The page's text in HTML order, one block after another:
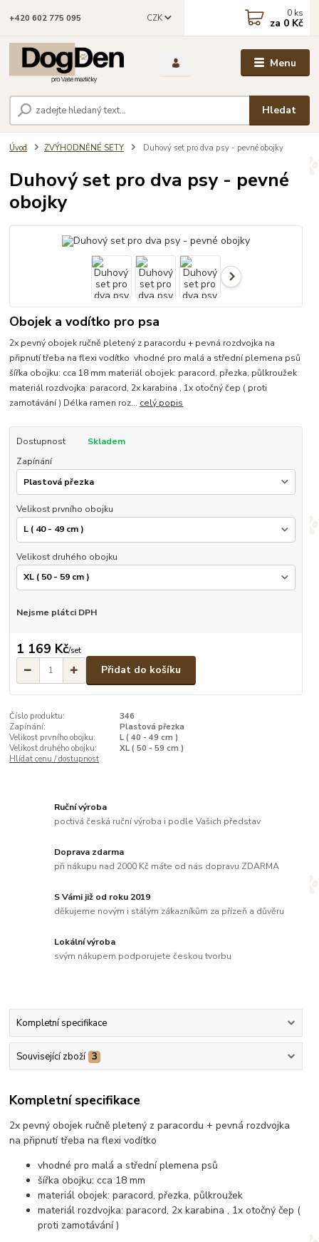
Menu
CZK
Hledat
+420 602 775 095 0 ks
za 0 Kč
Úvod ZVÝHODNĚNÉ SETY Duhový set pro dva psy - pevné obojky
Duhový set pro dva psy - pevné
obojky
Obojek a vodítko pro psa
2x pevný obojek ručně pletený z paracordu + pevná rozdvojka na
připnutí třeba na flexi vodítko vhodné pro malá a střední plemena psů
šířka obojku: cca 18 mm materiál obojek: paracord, přezka, půlkroužek
materiál rozdvojka: paracord, 2x karabina , 1x otočný čep ( proti
zamotávání ) Délka ramen roz... celý popis
Dostupnost
Skladem
Zapínání
Velikost prvního obojku
Velikost druhého obojku
Nejsme plátci DPH
1 169 Kč/set
Přidat do košíku
Číslo produktu:
346
Zapínání:
Plastová přezka
Velikost prvního obojku:
L ( 40 - 49 cm )
Velikost druhého obojku:
XL ( 50 - 59 cm )
Hlídat cenu / dostupnost
Ruční výroba
poctivá česká ruční výroba i podle Vašich představ
Doprava zdarma
při nákupu nad 2000 Kč máte od nás dopravu ZDARMA
S Vámi již od roku 2019
děkujeme novým i stálým zákazníkům za přízeň a důvěru
Lokální výroba
svým nákupem podporujete českou tvorbu
Kompletní specifikace
Související zboží 3
Kompletní specifikace
2x pevný obojek ručně pletený z paracordu + pevná rozdvojka
na připnutí třeba na flexi vodítko
vhodné pro malá a střední plemena psů
šířka obojku: cca 18 mm
materiál obojek: paracord, přezka, půlkroužek
materiál rozdvojka: paracord, 2x karabina , 1x otočný čep (
proti zamotávání )